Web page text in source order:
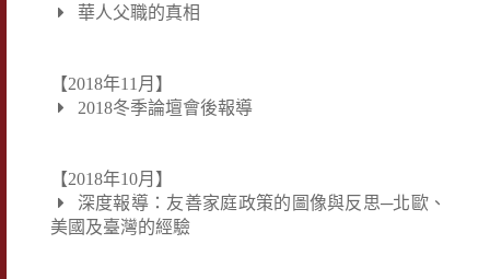
華人父職的真相
【2018年11月】
2018冬季論壇會後報導
【2018年10月】
深度報導：友善家庭政策的圖像與反思─北歐、
美國及臺灣的經驗